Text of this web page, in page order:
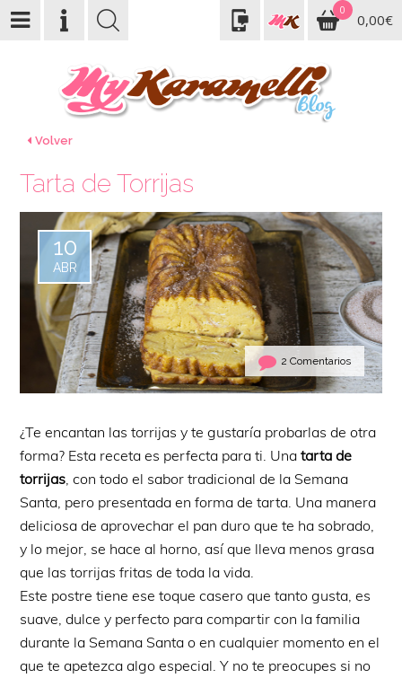
0
0,00€
Volver
Tarta de Torrijas
10
ABR
2 Comentarios
¿Te encantan las torrijas y te gustaría probarlas de otra
forma? Esta receta es perfecta para ti. Unatarta de
torrijas , con todo el sabor tradicional de la Semana
Santa, pero presentada en forma de tarta. Una manera
deliciosa de aprovechar el pan duro que te ha sobrado,
y lo mejor, se hace al horno, así que lleva menos grasa
que las torrijas fritas de toda la vida.
Este postre tiene ese toque casero que tanto gusta, es
suave, dulce y perfecto para compartir con la familia
durante la Semana Santa o en cualquier momento en el
que te apetezca algo especial. Y no te preocupes si no